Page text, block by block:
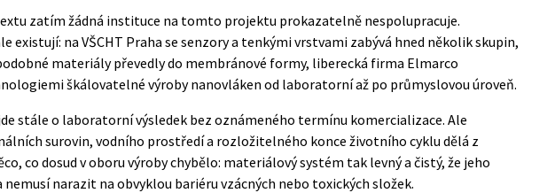
zatím žádná instituce na tomto projektu prokazatelně nespolupracuje.
existují: na VŠCHT Praha se senzory a tenkými vrstvami zabývá hned několik skupin,
materiály převedly do membránové formy, liberecká firma Elmarco
škálovatelné výroby nanovláken od laboratorní až po průmyslovou úroveň.
stále o laboratorní výsledek bez oznámeného termínu komercializace. Ale
surovin, vodního prostředí a rozložitelného konce životního cyklu dělá z
co dosud v oboru výroby chybělo: materiálový systém tak levný a čistý, že jeho
nemusí narazit na obvyklou bariéru vzácných nebo toxických složek.